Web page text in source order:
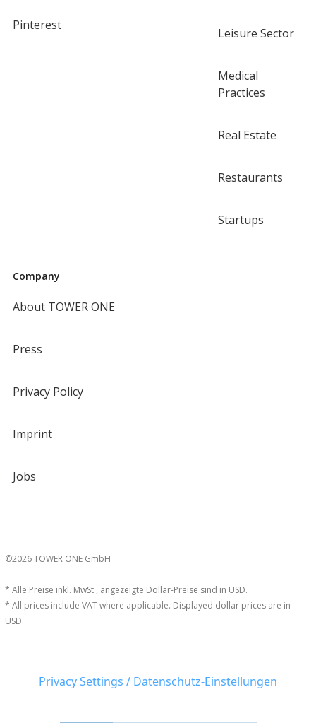
Pinterest
Leisure Sector
Medical
Practices
Real Estate
Restaurants
Startups
Company
About TOWER ONE
Press
Privacy Policy
Imprint
Jobs
©2026 TOWER ONE GmbH
* Alle Preise inkl. MwSt., angezeigte Dollar-Preise sind in USD.
* All prices include VAT where applicable. Displayed dollar prices are in
USD.
Privacy Settings / Datenschutz-Einstellungen